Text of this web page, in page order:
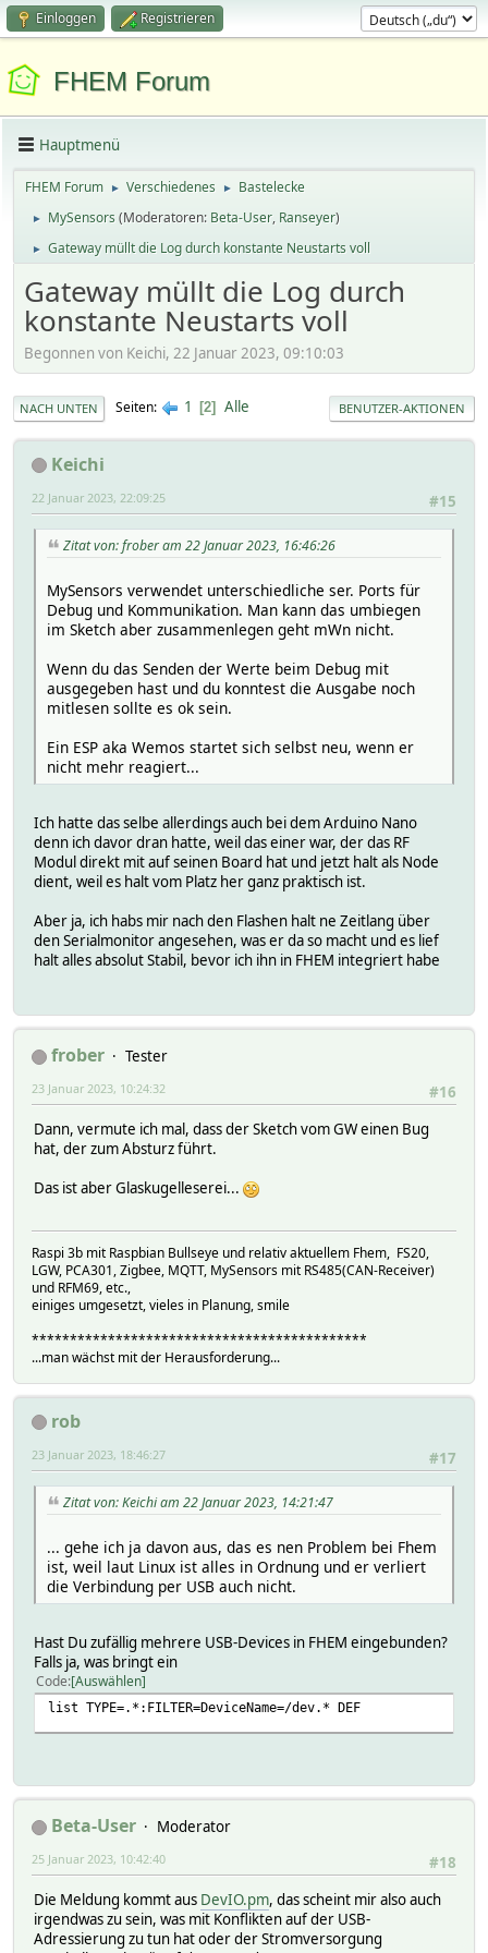
Einloggen Registrieren
FHEM Forum
Hauptmenü
FHEM Forum ► Verschiedenes ► Bastelecke
► MySensors(Moderatoren: Beta-User, Ranseyer)
► Gateway müllt die Log durch konstante Neustarts voll
Gateway müllt die Log durch
konstante Neustarts voll
Begonnen von Keichi, 22 Januar 2023, 09:10:03
NACH UNTEN Seiten 1 2 Alle BENUTZER-AKTIONEN
Keichi
#15
22 Januar 2023, 22:09:25
Zitat von: frober am 22 Januar 2023, 16:46:26
MySensors verwendet unterschiedliche ser. Ports für
Debug und Kommunikation. Man kann das umbiegen
im Sketch aber zusammenlegen geht mWn nicht.
Wenn du das Senden der Werte beim Debug mit
ausgegeben hast und du konntest die Ausgabe noch
mitlesen sollte es ok sein.
Ein ESP aka Wemos startet sich selbst neu, wenn er
nicht mehr reagiert...
Ich hatte das selbe allerdings auch bei dem Arduino Nano
denn ich davor dran hatte, weil das einer war, der das RF
Modul direkt mit auf seinen Board hat und jetzt halt als Node
dient, weil es halt vom Platz her ganz praktisch ist.
Aber ja, ich habs mir nach den Flashen halt ne Zeitlang über
den Serialmonitor angesehen, was er da so macht und es lief
halt alles absolut Stabil, bevor ich ihn in FHEM integriert habe
frober
Tester
#16
23 Januar 2023, 10:24:32
Dann, vermute ich mal, dass der Sketch vom GW einen Bug
hat, der zum Absturz führt.
Das ist aber Glaskugelleserei...
Raspi 3b mit Raspbian Bullseye und relativ aktuellem Fhem, FS20,
LGW, PCA301, Zigbee, MQTT, MySensors mit RS485(CAN-Receiver)
und RFM69, etc.,
einiges umgesetzt, vieles in Planung, smile
********************************************
...man wächst mit der Herausforderung...
rob
#17
23 Januar 2023, 18:46:27
Zitat von: Keichi am 22 Januar 2023, 14:21:47
... gehe ich ja davon aus, das es nen Problem bei Fhem
ist, weil laut Linux ist alles in Ordnung und er verliert
die Verbindung per USB auch nicht.
Hast Du zufällig mehrere USB-Devices in FHEM eingebunden?
Falls ja, was bringt ein
Code Auswählen
list TYPE=.*:FILTER=DeviceName=/dev.* DEF
Beta-User
Moderator
#18
25 Januar 2023, 10:42:40
Die Meldung kommt aus DevIO.pm, das scheint mir also auch
irgendwas zu sein, was mit Konflikten auf der USB-
Adressierung zu tun hat oder der Stromversorgung